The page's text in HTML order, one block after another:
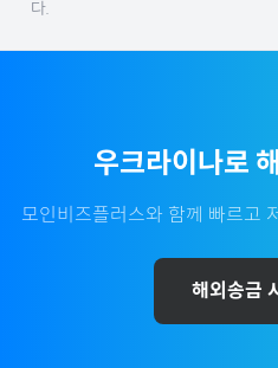
다.
우크라이나로
모인비즈플러스와 함께 빠르고
해외송금